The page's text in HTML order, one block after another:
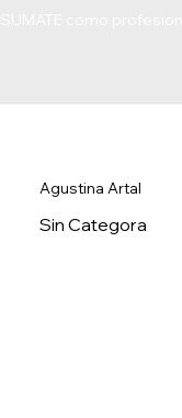
Agustina Artal
Sin Categora